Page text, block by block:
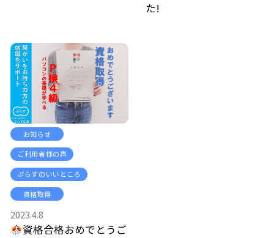
た!
お知らせ
ご利用者様の声
ぷらすのいいところ
資格取得
2023.4.8
資格合格おめでとうご